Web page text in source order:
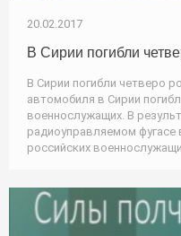
20.02.2017
В Сирии погибли
В Сирии погибли четверо
автомобиля в Сирии
военнослужащих. В
радиоуправляемом фугасе
российских